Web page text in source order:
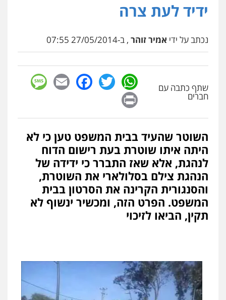
ידיד לעת צרה
נכתב על ידי אמיר זוהר , ב-27/05/2014 07:55
שתף כתבה עם
חברים
WhatsApp
Twitter
Facebook
Email
השוטר שהעיד בבית המשפט טען כי לא
היתה איתו שוטרת בעת רישום הדוח
לנהגת, אלא שאז התברר כי ידידה של
הנהגת צילם בסלולארי את השוטרת,
והסנגורית הקרינה את הסרטון בבית
המשפט. הפרט הזה, ומכשיר ינשוף לא
תקין, הביאו לזיכוי